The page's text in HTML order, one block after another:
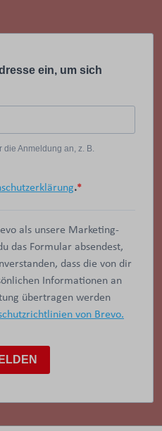
ein, um sich
Anmeldung an, z. B.
.
als unsere Marketing-
das Formular absendest,
dass die von dir
Informationen an
übertragen werden
von Brevo.